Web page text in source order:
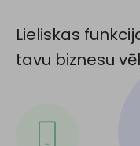
Lieliskas
tavu biznesu